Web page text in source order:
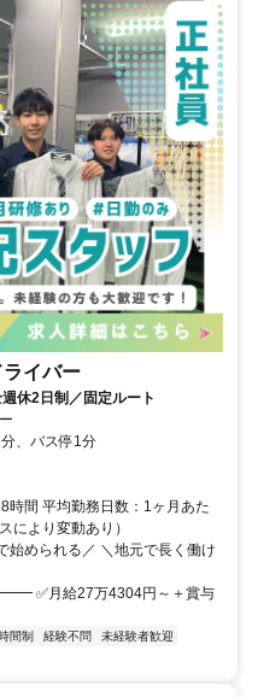
イバー
休2日制／固定ルート
、バス停1分
時間 平均勤務日数：1ヶ月あた
により変動あり）
始められる／ ＼地元で長く働け
給27万4304円～＋賞与
間制 経験不問
未経験者歓迎